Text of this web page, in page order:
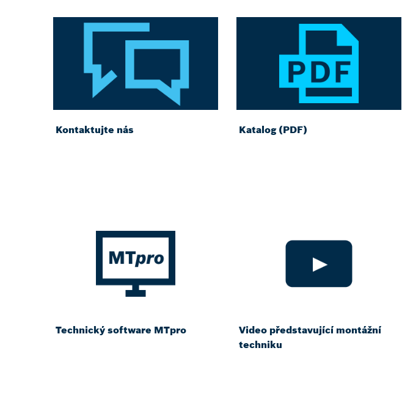
Kontaktujte nás Katalog (PDF)
Technický software MTpro
Video představující montážní
techniku